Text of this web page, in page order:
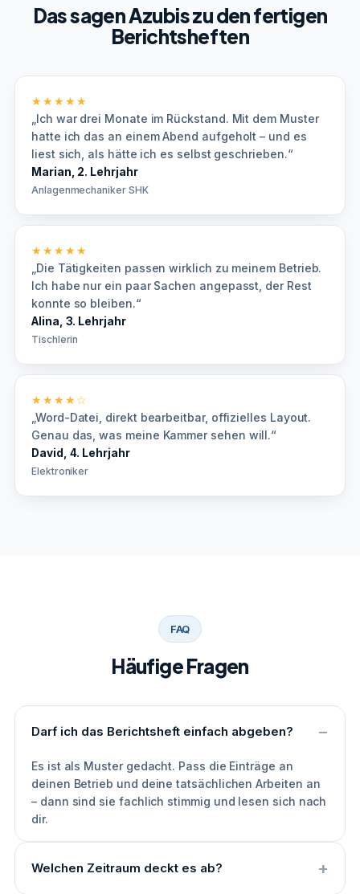
Das sagen Azubis zu den fertigen
Berichtsheften
★★★★★
„Ich war drei Monate im Rückstand. Mit dem Muster
hatte ich das an einem Abend aufgeholt – und es
liest sich, als hätte ich es selbst geschrieben.“
Marian, 2. Lehrjahr
Anlagenmechaniker SHK
★★★★★
„Die Tätigkeiten passen wirklich zu meinem Betrieb.
Ich habe nur ein paar Sachen angepasst, der Rest
konnte so bleiben.“
Alina, 3. Lehrjahr
Tischlerin
★★★★☆
„Word-Datei, direkt bearbeitbar, offizielles Layout.
Genau das, was meine Kammer sehen will.“
David, 4. Lehrjahr
Elektroniker
FAQ
Häufige Fragen
Darf ich das Berichtsheft einfach abgeben?
Es ist als Muster gedacht. Pass die Einträge an
deinen Betrieb und deine tatsächlichen Arbeiten an
– dann sind sie fachlich stimmig und lesen sich nach
dir.
Welchen Zeitraum deckt es ab?